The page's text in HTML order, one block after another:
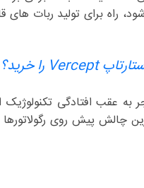
راه برای تولید ربات
به عقب افتادگی